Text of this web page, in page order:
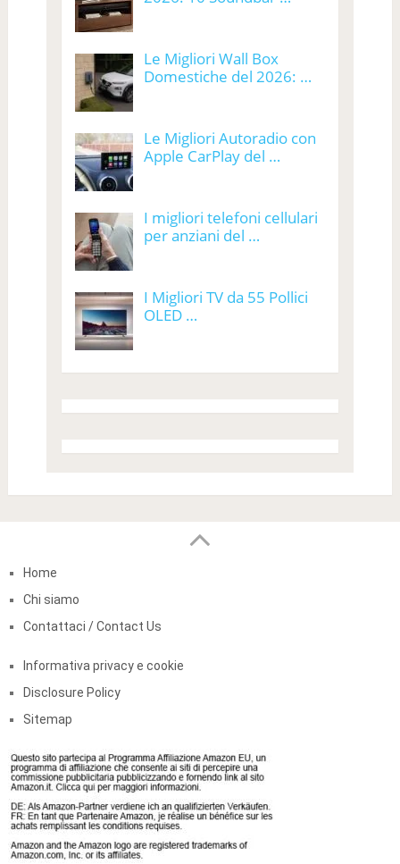
Le Migliori Wall Box
Domestiche del 2026: …
Le Migliori Autoradio con
Apple CarPlay del …
I migliori telefoni cellulari
per anziani del …
I Migliori TV da 55 Pollici
OLED …
Home
Chi siamo
Contattaci / Contact Us
Informativa privacy e cookie
Disclosure Policy
Sitemap